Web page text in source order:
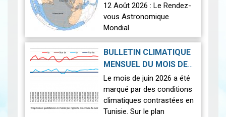
12 Août 2026 : Le Rendez-
vous Astronomique
Mondial
Le 12 août 2026, la Terre
connaîtra l'un des
astronomiques les plus
spectaculaires : une…
BULLETIN CLIMATIQUE
MENSUEL DU MOIS DE
JUIN 2026 |2026-07-14
Le mois de juin 2026 a été
marqué par des conditions
climatiques contrastées en
Tunisie. Sur le plan